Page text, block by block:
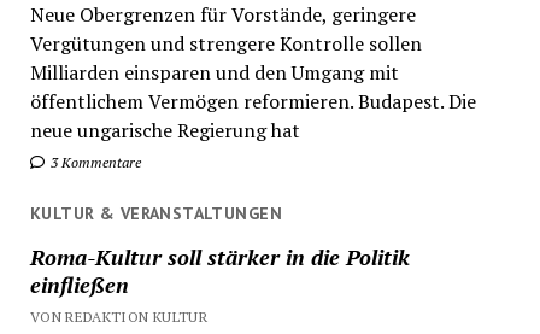
Neue Obergrenzen für Vorstände, geringere
Vergütungen und strengere Kontrolle sollen
Milliarden einsparen und den Umgang mit
öffentlichem Vermögen reformieren. Budapest. Die
neue ungarische Regierung hat
3 Kommentare
KULTUR & VERANSTALTUNGEN
Roma-Kultur soll stärker in die Politik
einfließen
VON REDAKTION KULTUR